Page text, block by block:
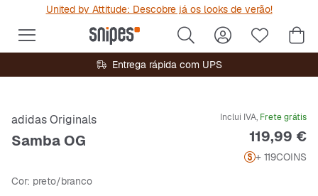
United by Attitude: Descobre já os looks de verão!
Entrega rápida com UPS
adidas Originals
Samba OG
Inclui IVA, Frete grátis
Preço
119,99 €
+ 119COINS
Cor: preto/branco